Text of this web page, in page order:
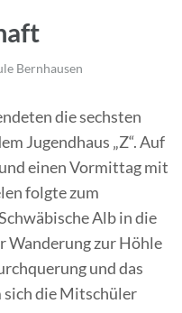
Bernhausen
die sechsten
Jugendhaus „Z“. Auf
einen Vormittag mit
folgte zum
Alb in die
Wanderung zur Höhle
und das
sich die Mitschüler